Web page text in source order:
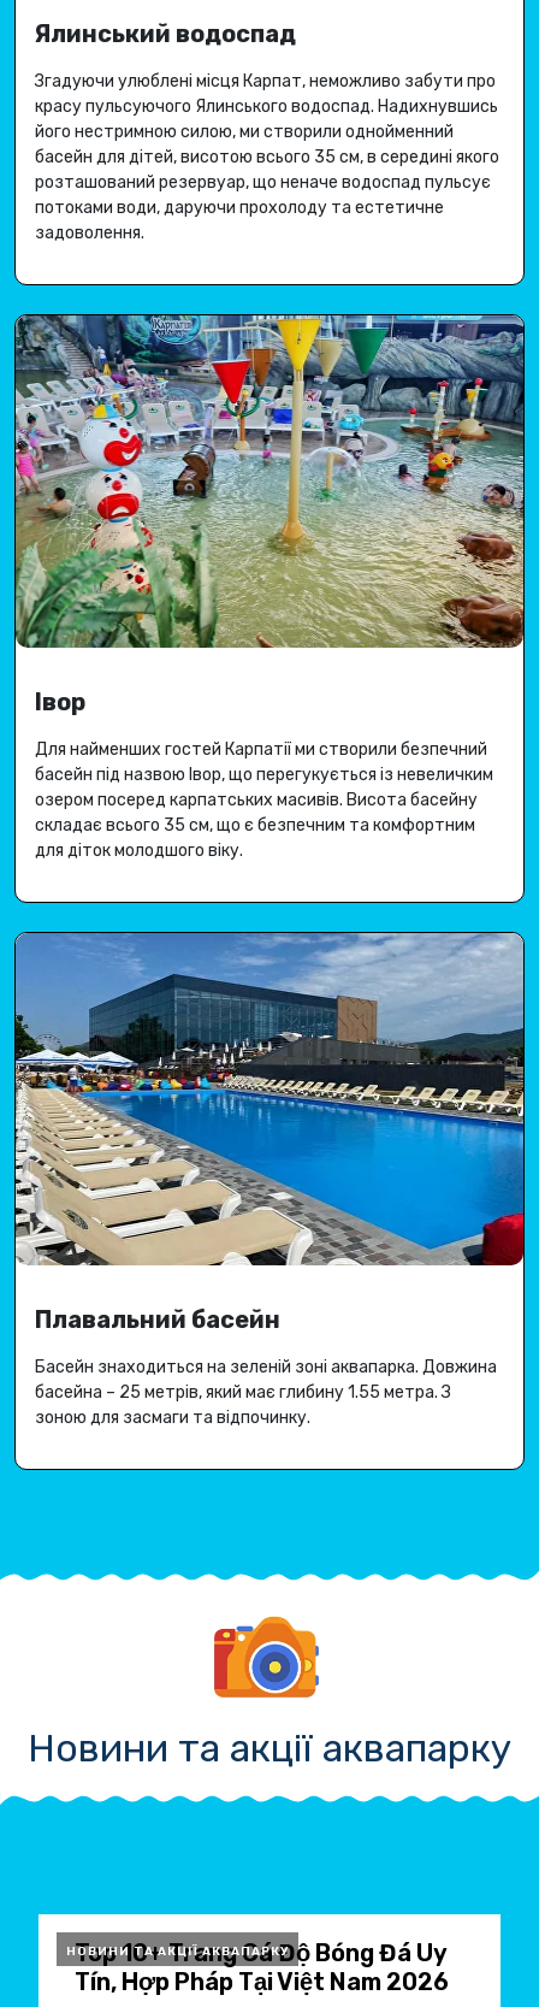
Ялинський водоспад
Згадуючи улюблені місця Карпат, неможливо забути про
красу пульсуючого Ялинського водоспад. Надихнувшись
його нестримною силою, ми створили однойменний
басейн для дітей, висотою всього 35 см, в середині якого
розташований резервуар, що неначе водоспад пульсує
потоками води, даруючи прохолоду та естетичне
задоволення.
Івор
Для найменших гостей Карпатії ми створили безпечний
басейн під назвою Івор, що перегукується із невеличким
озером посеред карпатських масивів. Висота басейну
складає всього 35 см, що є безпечним та комфортним
для діток молодшого віку.
Плавальний басейн
Басейн знаходиться на зеленій зоні аквапарка. Довжина
басейна – 25 метрів, який має глибину 1.55 метра.З
зоною для засмаги та відпочинку.
Новини та акції аквапарку
Top 10+ Trang Cá Độ Bóng Đá Uy
Tín, Hợp Pháp Tại Việt Nam 2026
НОВИНИ ТА АКЦІЇ АКВАПАРКУ